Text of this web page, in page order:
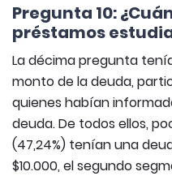
Pregunta 10:
préstamos
La décima pregunta
monto de la deuda,
quienes habían
deuda. De todos ellos,
(47,24%) tenían una
$10.000, el segundo